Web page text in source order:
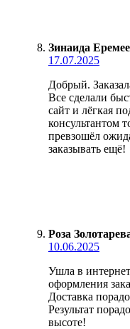
Зинаида
17.07.2025
Добрый.
Все сделали
сайт и лёгкая
консультантом
превзошёл
заказывать ещё!
Роза
10.06.2025
Ушла в
оформления
Доставка
Результат
высоте!